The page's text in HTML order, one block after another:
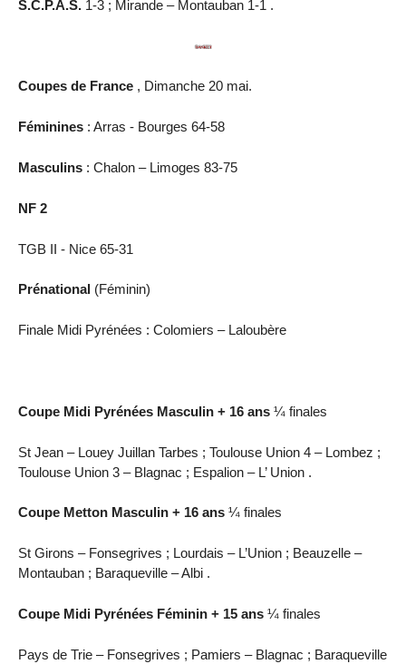
S.C.P.A.S. 1-3 ; Mirande – Montauban 1-1 .
Coupes de France , Dimanche 20 mai.
Féminines : Arras - Bourges 64-58
Masculins : Chalon – Limoges 83-75
NF 2
TGB II - Nice 65-31
Prénational (Féminin)
Finale Midi Pyrénées : Colomiers – Laloubère
Coupe Midi Pyrénées Masculin + 16 ans ¼ finales
St Jean – Louey Juillan Tarbes ; Toulouse Union 4 – Lombez ;
Toulouse Union 3 – Blagnac ; Espalion – L’ Union .
Coupe Metton Masculin + 16 ans ¼ finales
St Girons – Fonsegrives ; Lourdais – L’Union ; Beauzelle –
Montauban ; Baraqueville – Albi .
Coupe Midi Pyrénées Féminin + 15 ans ¼ finales
Pays de Trie – Fonsegrives ; Pamiers – Blagnac ; Baraqueville